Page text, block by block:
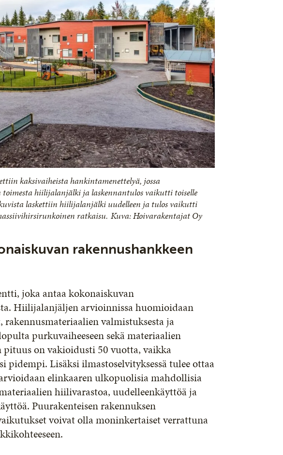
kaksivaiheista hankintamenettelyä, jossa
hiilijalanjälki ja laskennantulos vaikutti toiselle
laskettiin hiilijalanjälki uudelleen ja tulos vaikutti
ratkaisu. Kuva: Hoivarakentajat Oy
rakennushankkeen
joka antaa kokonaiskuvan
Hiilijalanjäljen arvioinnissa huomioidaan
valmistuksesta ja
purkuvaiheeseen sekä materiaalien
on vakioidusti 50 vuotta, vaikka
Lisäksi ilmastoselvityksessä tulee ottaa
elinkaaren ulkopuolisia mahdollisia
hiilivarastoa, uudelleenkäyttöä ja
Puurakenteisen rakennuksen
voivat olla moninkertaiset verrattuna